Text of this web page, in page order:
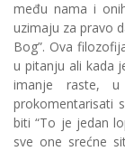
među nama i
uzimaju za pravo
Bog”. Ova
u pitanju ali kada
imanje raste,
prokomentarisati
biti “To je jedan
sve one srećne